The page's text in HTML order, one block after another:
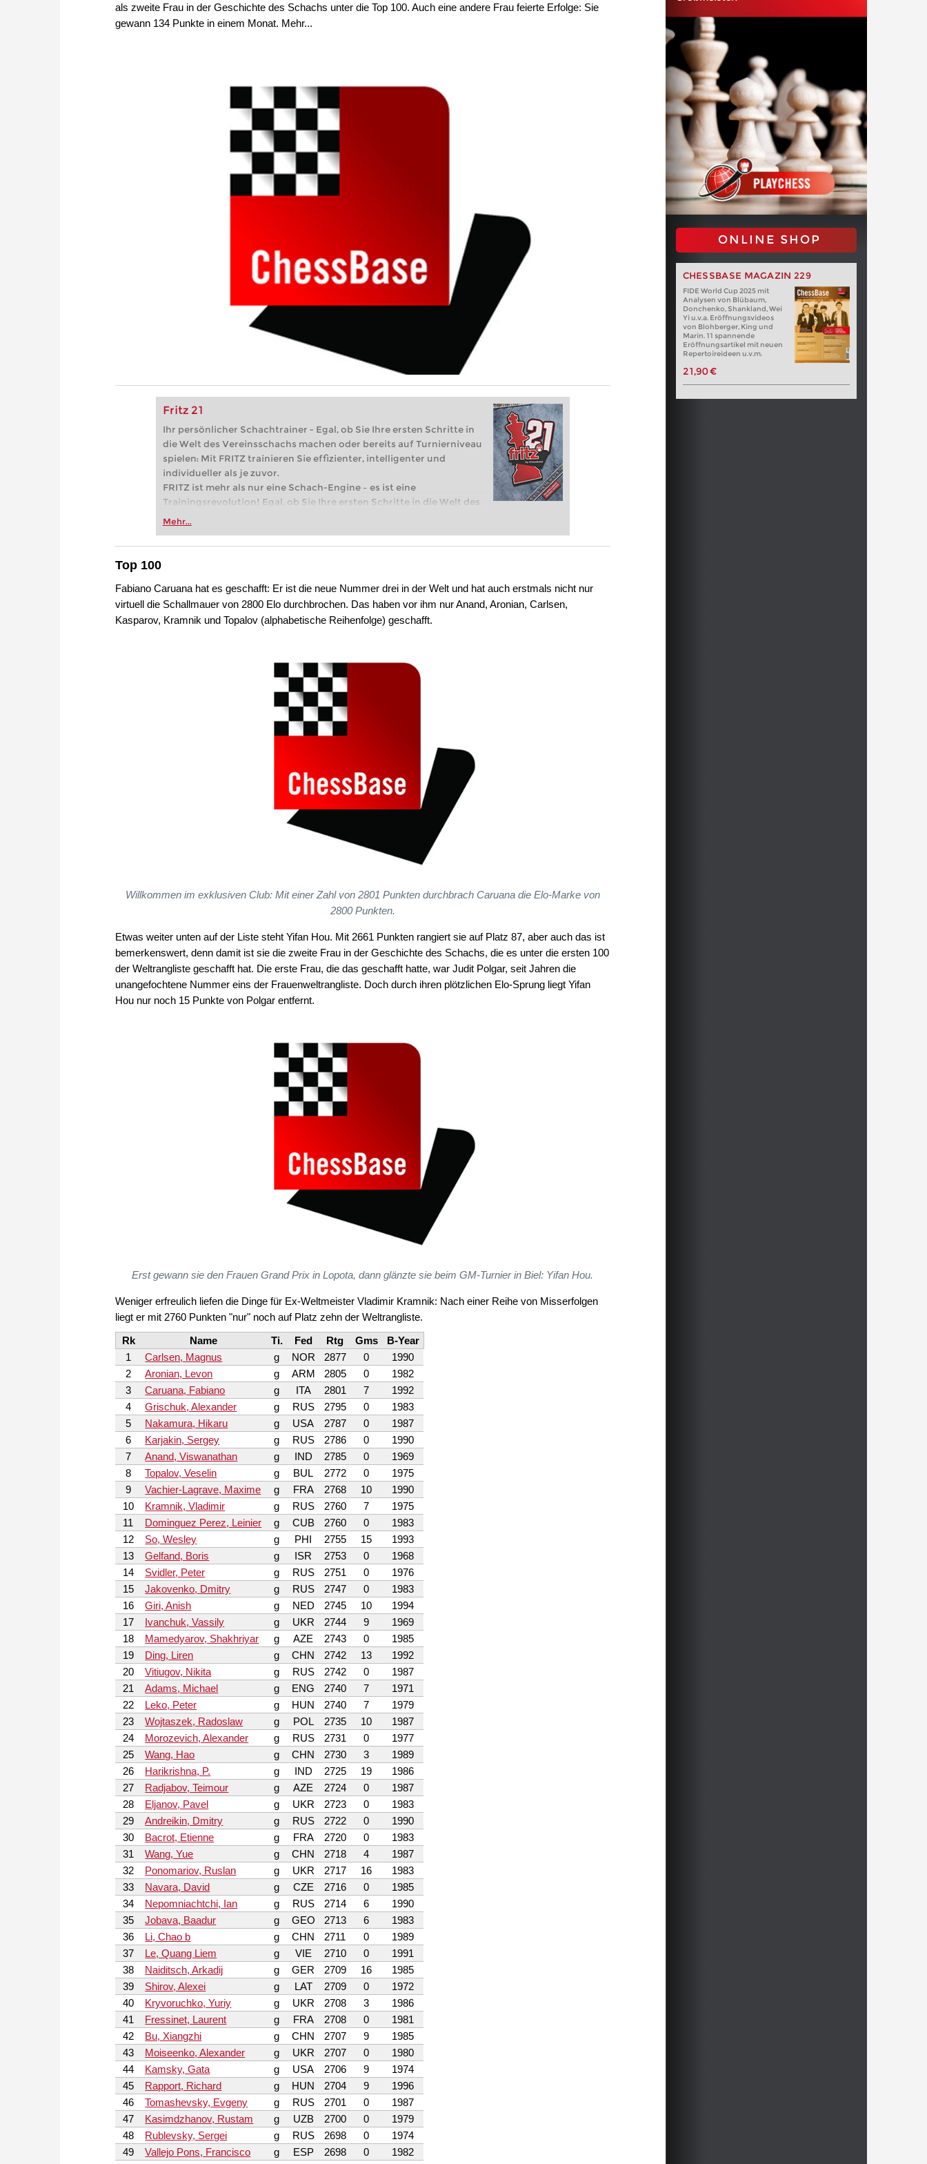
als zweite Frau in der Geschichte des Schachs unter die Top 100. Auch eine andere Frau feierte Erfolge: Sie
gewann 134 Punkte in einem Monat. Mehr...
Fritz 21
Ihr persönlicher Schachtrainer - Egal, ob Sie Ihre ersten Schritte in
die Welt des Vereinsschachs machen oder bereits auf Turnierniveau
spielen: Mit FRITZ trainieren Sie effizienter, intelligenter und
individueller als je zuvor.
FRITZ ist mehr als nur eine Schach-Engine – es ist eine
Trainingsrevolution! Egal, ob Sie Ihre ersten Schritte in die Welt des
Vereinsschachs machen oder bereits auf Turnierniveau spielen: Mit
zuvor.
Mehr...
ONLINE SHOP
CHESSBASE MAGAZIN 229
FIDE World Cup 2025 mit
Analysen von Blübaum,
Donchenko, Shankland, Wei
Yi u.v.a. Eröffnungsvideos
von Blohberger, King und
Marin. 11 spannende
Eröffnungsartikel mit neuen
Repertoireideen u.v.m.
21,90 €
Top 100
Fabiano Caruana hat es geschafft: Er ist die neue Nummer drei in der Welt und hat auch erstmals nicht nur
virtuell die Schallmauer von 2800 Elo durchbrochen. Das haben vor ihm nur Anand, Aronian, Carlsen,
Kasparov, Kramnik und Topalov (alphabetische Reihenfolge) geschafft.
Willkommen im exklusiven Club: Mit einer Zahl von 2801 Punkten durchbrach Caruana die Elo-Marke von
2800 Punkten.
Etwas weiter unten auf der Liste steht Yifan Hou. Mit 2661 Punkten rangiert sie auf Platz 87, aber auch das ist
bemerkenswert, denn damit ist sie die zweite Frau in der Geschichte des Schachs, die es unter die ersten 100
der Weltrangliste geschafft hat. Die erste Frau, die das geschafft hatte, war Judit Polgar, seit Jahren die
unangefochtene Nummer eins der Frauenweltrangliste. Doch durch ihren plötzlichen Elo-Sprung liegt Yifan
Hou nur noch 15 Punkte von Polgar entfernt.
Erst gewann sie den Frauen Grand Prix in Lopota, dann glänzte sie beim GM-Turnier in Biel: Yifan Hou.
Weniger erfreulich liefen die Dinge für Ex-Weltmeister Vladimir Kramnik: Nach einer Reihe von Misserfolgen
liegt er mit 2760 Punkten "nur" noch auf Platz zehn der Weltrangliste.
Rk
Name Ti. Fed Rtg Gms
B-Year
1
Carlsen, Magnus g NOR 2877 0
1990
2
Aronian, Levon g ARM 2805 0
1982
3
Caruana, Fabiano g ITA 2801 7
1992
4
Grischuk, Alexander g RUS 2795 0
1983
5
Nakamura, Hikaru g USA 2787 0
1987
6
Karjakin, Sergey g RUS 2786 0
1990
7
Anand, Viswanathan g IND 2785 0
1969
8
Topalov, Veselin g BUL 2772 0
1975
9
Vachier-Lagrave, Maxime g FRA 2768 10
1990
10
Kramnik, Vladimir g RUS 2760 7
1975
11
Dominguez Perez, Leinier g CUB 2760 0
1983
12
So, Wesley g PHI 2755 15
1993
13
Gelfand, Boris g ISR 2753 0
1968
14
Svidler, Peter g RUS 2751 0
1976
15
Jakovenko, Dmitry g RUS 2747 0
1983
16
Giri, Anish g NED 2745 10
1994
17
Ivanchuk, Vassily g UKR 2744 9
1969
18
Mamedyarov, Shakhriyar g AZE 2743 0
1985
19
Ding, Liren g CHN 2742 13
1992
20
Vitiugov, Nikita g RUS 2742 0
1987
21
Adams, Michael g ENG 2740 7
1971
22
Leko, Peter g HUN 2740 7
1979
23
Wojtaszek, Radoslaw g POL 2735 10
1987
24
Morozevich, Alexander g RUS 2731 0
1977
25
Wang, Hao g CHN 2730 3
1989
26
Harikrishna, P. g IND 2725 19
1986
27
Radjabov, Teimour g AZE 2724 0
1987
28
Eljanov, Pavel g UKR 2723 0
1983
29
Andreikin, Dmitry g RUS 2722 0
1990
30
Bacrot, Etienne g FRA 2720 0
1983
31
Wang, Yue g CHN 2718 4
1987
32
Ponomariov, Ruslan g UKR 2717 16
1983
33
Navara, David g CZE 2716 0
1985
34
Nepomniachtchi, Ian g RUS 2714 6
1990
35
Jobava, Baadur g GEO 2713 6
1983
36
Li, Chao b g CHN 2711 0
1989
37
Le, Quang Liem g VIE 2710 0
1991
38
Naiditsch, Arkadij g GER 2709 16
1985
39
Shirov, Alexei g LAT 2709 0
1972
40
Kryvoruchko, Yuriy g UKR 2708 3
1986
41
Fressinet, Laurent g FRA 2708 0
1981
42
Bu, Xiangzhi g CHN 2707 9
1985
43
Moiseenko, Alexander g UKR 2707 0
1980
44
Kamsky, Gata g USA 2706 9
1974
45
Rapport, Richard g HUN 2704 9
1996
46
Tomashevsky, Evgeny g RUS 2701 0
1987
47
Kasimdzhanov, Rustam g UZB 2700 0
1979
48
Rublevsky, Sergei g RUS 2698 0
1974
49
Vallejo Pons, Francisco g ESP 2698 0
1982